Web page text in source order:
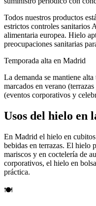
Todos nuestros productos
estrictos controles sanitarios
alimentaria europea. Hielo
preocupaciones sanitarias
Temporada alta en Madrid
La demanda se mantiene
marcados en verano
(eventos corporativos y
Usos del hielo en
En Madrid el hielo en
bebidas en terrazas. El hielo
mariscos y en coctelería de
corporativos, el hielo en
práctica.
🍽️